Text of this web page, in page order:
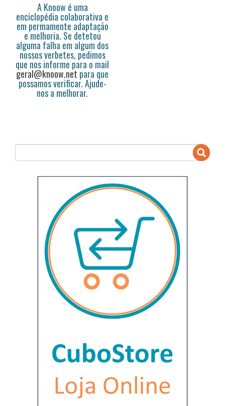
A Knoow é uma
enciclopédia colaborativa e
em permamente adaptação
e melhoria. Se detetou
alguma falha em algum dos
nossos verbetes, pedimos
que nos informe para o mail
geral@knoow.net para que
possamos verificar. Ajude-
nos a melhorar.